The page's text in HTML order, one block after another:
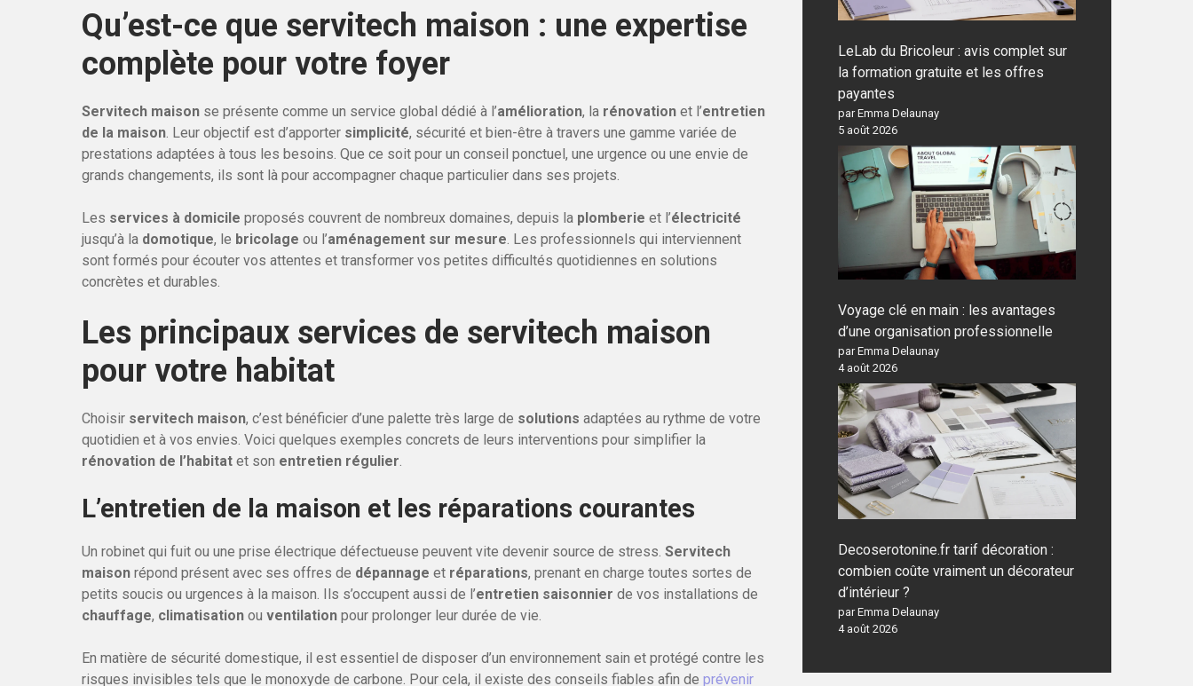
Qu’est-ce que servitech maison : une expertise
complète pour votre foyer
Servitech maison se présente comme un service global dédié à l’amélioration, la rénovation et l’entretien
de la maison. Leur objectif est d’apporter simplicité, sécurité et bien-être à travers une gamme variée de
prestations adaptées à tous les besoins. Que ce soit pour un conseil ponctuel, une urgence ou une envie de
grands changements, ils sont là pour accompagner chaque particulier dans ses projets.
Les services à domicile proposés couvrent de nombreux domaines, depuis la plomberie et l’électricité
jusqu’à la domotique, le bricolage ou l’aménagement sur mesure. Les professionnels qui interviennent
sont formés pour écouter vos attentes et transformer vos petites difficultés quotidiennes en solutions
concrètes et durables.
Les principaux services de servitech maison
pour votre habitat
Choisir servitech maison, c’est bénéficier d’une palette très large de solutions adaptées au rythme de votre
quotidien et à vos envies. Voici quelques exemples concrets de leurs interventions pour simplifier la
rénovation de l’habitat et son entretien régulier.
L’entretien de la maison et les réparations courantes
Un robinet qui fuit ou une prise électrique défectueuse peuvent vite devenir source de stress. Servitech
maison répond présent avec ses offres de dépannage et réparations, prenant en charge toutes sortes de
petits soucis ou urgences à la maison. Ils s’occupent aussi de l’entretien saisonnier de vos installations de
chauffage, climatisation ou ventilation pour prolonger leur durée de vie.
En matière de sécurité domestique, il est essentiel de disposer d’un environnement sain et protégé contre les
risques invisibles tels que le monoxyde de carbone. Pour cela, il existe des conseils fiables afin de prévenir
LeLab du Bricoleur : avis complet sur
la formation gratuite et les offres
payantes
par Emma Delaunay
5 août 2026
Voyage clé en main : les avantages
d’une organisation professionnelle
par Emma Delaunay
4 août 2026
Decoserotonine.fr tarif décoration :
combien coûte vraiment un décorateur
d’intérieur ?
par Emma Delaunay
4 août 2026